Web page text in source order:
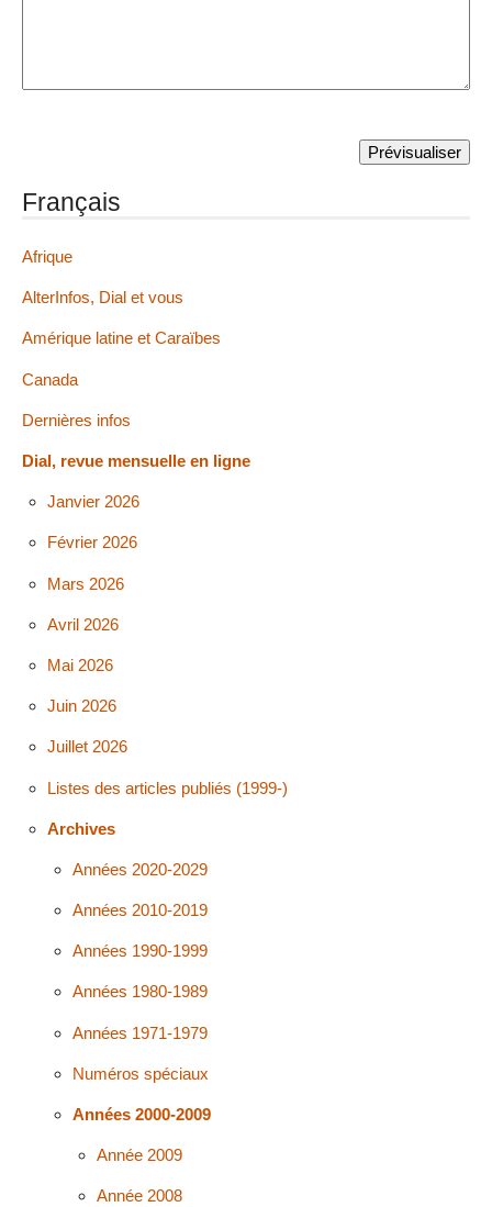
Français
Afrique
AlterInfos, Dial et vous
Amérique latine et Caraïbes
Canada
Dernières infos
Dial, revue mensuelle en ligne
Janvier 2026
Février 2026
Mars 2026
Avril 2026
Mai 2026
Juin 2026
Juillet 2026
Listes des articles publiés (1999-)
Archives
Années 2020-2029
Années 2010-2019
Années 1990-1999
Années 1980-1989
Années 1971-1979
Numéros spéciaux
Années 2000-2009
Année 2009
Année 2008